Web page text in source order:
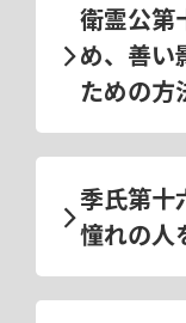
衛霊公
め、善い
ための方
季氏第十
憧れの人